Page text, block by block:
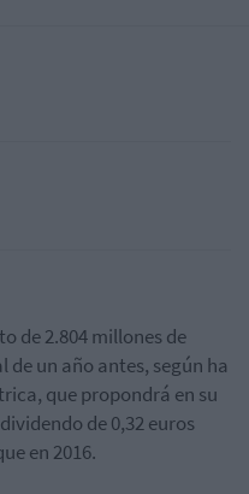
de 2.804 millones de
de un año antes, según ha
que propondrá en su
de 0,32 euros
en 2016.